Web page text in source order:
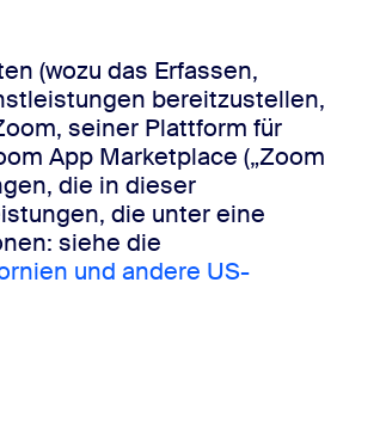
(wozu das Erfassen,
bereitzustellen,
seiner Plattform für
App Marketplace („Zoom
die in dieser
die unter eine
siehe die
und andere US-